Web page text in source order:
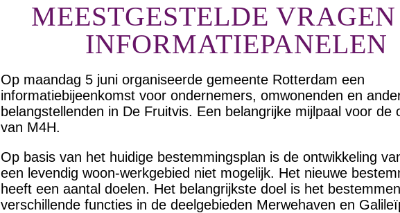
MEESTGESTELDE
INFORMATIEPANELEN
Op maandag 5 juni organiseerde gemeente Rotterdam een
informatiebijeenkomst voor ondernemers, omwonenden en
belangstellenden in De Fruitvis. Een belangrijke mijlpaal voor de
van M4H.
Op basis van het huidige bestemmingsplan is de ontwikkeling
een levendig woon-werkgebied niet mogelijk. Het nieuwe
heeft een aantal doelen. Het belangrijkste doel is het
verschillende functies in de deelgebieden Merwehaven en